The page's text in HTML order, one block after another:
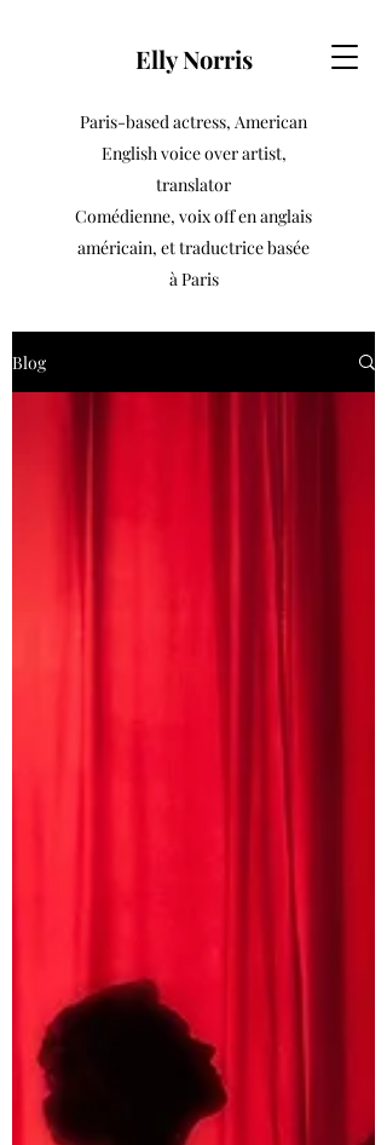
Elly Norris
Paris-based actress, American
English voice over artist,
translator
Comédienne, voix off en anglais
américain, et traductrice basée
à Paris
Blog